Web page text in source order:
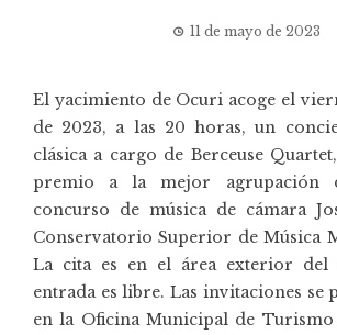
11 de mayo de 2023
El yacimiento de Ocuri acoge el
de 2023, a las 20 horas, un
clásica a cargo de Berceuse
premio a la mejor agrupación
concurso de música de cámara
Conservatorio Superior de Música
La cita es en el área exterior del
entrada es libre. Las invitaciones se
en la Oficina Municipal de